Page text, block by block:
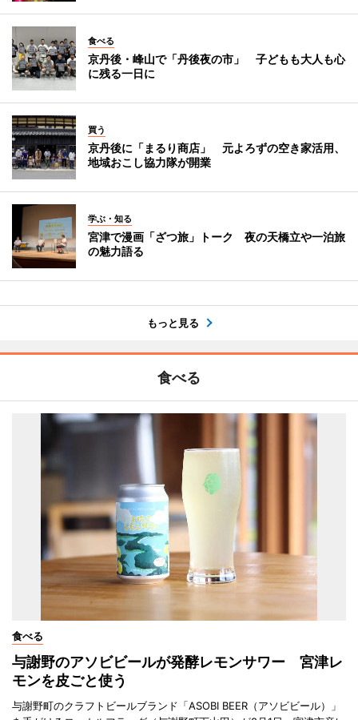
食べる
京丹後・峰山で「丹後夜の市」 子どもも大人も心
に残る一日に
買う
京丹後に「まるり商店」 元よろずの空き家活用、
地域おこし協力隊が開業
学ぶ・知る
宮津で漫画「ざつ旅」トーク 夜の天橋立や一泊旅
の魅力語る
もっと見る
食べる
食べる
与謝野のアソビビールが発酵レモンサワー 宮津レ
モンを皮ごと使う
与謝野町のクラフトビールブランド「ASOBI BEER（アソビビール）」